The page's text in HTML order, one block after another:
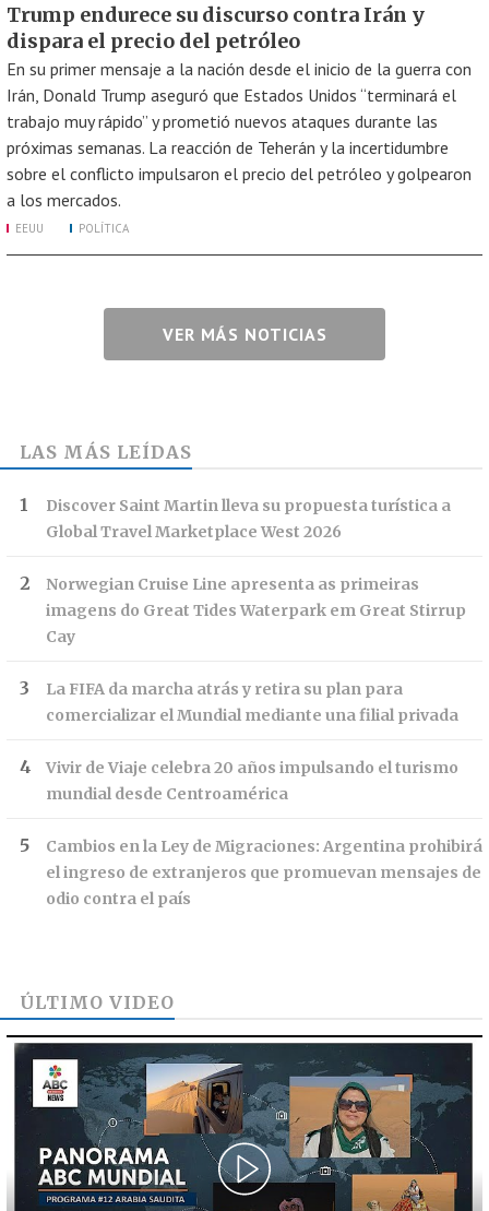
Trump endurece su discurso contra Irán y
dispara el precio del petróleo
En su primer mensaje a la nación desde el inicio de la guerra con
Irán, Donald Trump aseguró que Estados Unidos “terminará el
trabajo muy rápido” y prometió nuevos ataques durante las
próximas semanas. La reacción de Teherán y la incertidumbre
sobre el conflicto impulsaron el precio del petróleo y golpearon
a los mercados.
EEUU POLÍTICA
VER MÁS NOTICIAS
LAS MÁS LEÍDAS
Discover Saint Martin lleva su propuesta turística a
Global Travel Marketplace West 2026
Norwegian Cruise Line apresenta as primeiras
imagens do Great Tides Waterpark em Great Stirrup
Cay
La FIFA da marcha atrás y retira su plan para
comercializar el Mundial mediante una filial privada
Vivir de Viaje celebra 20 años impulsando el turismo
mundial desde Centroamérica
Cambios en la Ley de Migraciones: Argentina prohibirá
el ingreso de extranjeros que promuevan mensajes de
odio contra el país
ÚLTIMO VIDEO